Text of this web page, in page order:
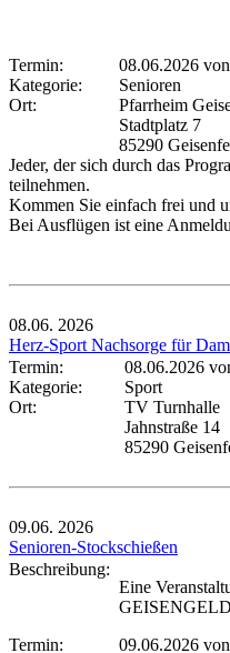
Termin: 08.06.2026
Kategorie:
Senioren
Ort:
Pfarrheim
Stadtplatz 7
85290
Jeder, der sich durch das
teilnehmen.
Kommen Sie einfach frei und
Bei Ausflügen ist eine
08.06. 2026
Herz-Sport Nachsorge für
Termin:
08.06.2026
Kategorie:
Sport
Ort:
TV Turnhalle
Jahnstraße 14
85290
09.06. 2026
Senioren-Stockschießen
Beschreibung:
Eine
GEISENGELD
Termin:
09.06.2026